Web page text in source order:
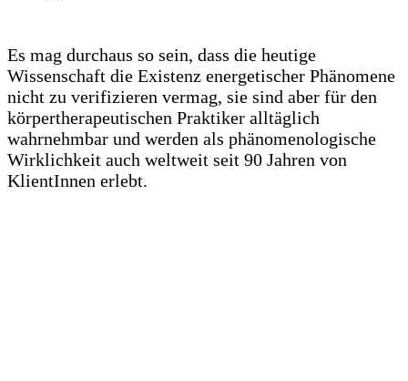
Es mag durchaus so sein, dass die heutige
Wissenschaft die Existenz energetischer Phänomene
nicht zu verifizieren vermag, sie sind aber für den
körpertherapeutischen Praktiker alltäglich
wahrnehmbar und werden als phänomenologische
Wirklichkeit auch weltweit seit 90 Jahren von
KlientInnen erlebt.